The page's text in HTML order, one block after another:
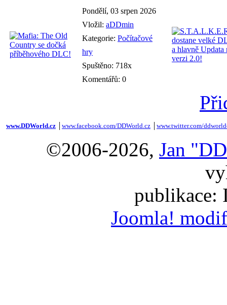
Pondělí, 03 srpen 2026
Vložil: aDDmin
Kategorie: Počítačové
hry
Spuštěno: 718x
Komentářů: 0
www.DDWorld.cz www.facebook.com/DDWorld.cz www.twitter.com/
©2006-2026, Jan
publikace:
Joomla!